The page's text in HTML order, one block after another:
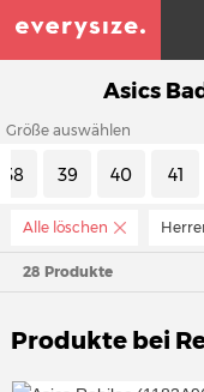
Asics
Größe auswählen
38 39 40 41
Alle löschen
28 Produkte
Produkte bei